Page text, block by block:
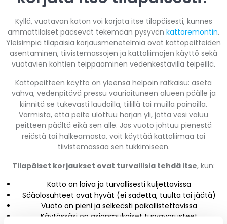
Kyllä, vuotavan katon voi korjata itse tilapäisesti, kunnes
ammattilaiset pääsevät tekemään pysyvän kattoremontin.
Yleisimpiä tilapäisiä korjausmenetelmiä ovat kattopeitteiden
asentaminen, tiivistemassojen ja kattoliimojen käyttö sekä
vuotavien kohtien teippaaminen vedenkestävillä teipeillä.
Kattopeitteen käyttö on yleensä helpoin ratkaisu: aseta
vahva, vedenpitävä pressu vaurioituneen alueen päälle ja
kiinnitä se tukevasti laudoilla, tiilillä tai muilla painoilla.
Varmista, että peite ulottuu harjan yli, jotta vesi valuu
peitteen päältä eikä sen alle. Jos vuoto johtuu pienestä
reiästä tai halkeamasta, voit käyttää kattoliimaa tai
tiivistemassaa sen tukkimiseen.
Tilapäiset korjaukset ovat turvallisia tehdä itse, kun:
Katto on loiva ja turvallisesti kuljettavissa
Sääolosuhteet ovat hyvät (ei sadetta, tuulta tai jäätä)
Vuoto on pieni ja selkeästi paikallistettavissa
Käytössäsi on asianmukaiset turvavarusteet